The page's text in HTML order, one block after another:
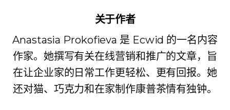
关于作者
Anastasia Prokofieva 是 Ecwid 的一名内容
作家。她撰写有关在线营销和推广的文章，旨
在让企业家的日常工作更轻松、更有回报。她
还对猫、巧克力和在家制作康普茶情有独钟。